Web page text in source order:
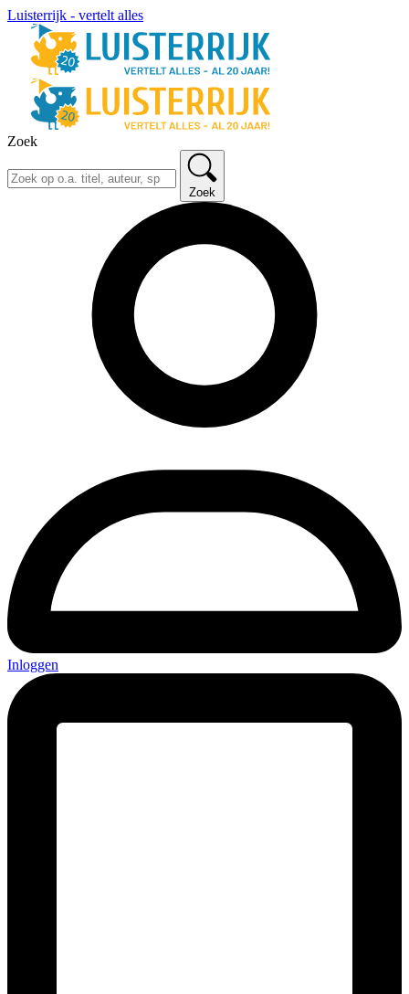
Luisterrijk - vertelt alles
Zoek
Zoek
Inloggen